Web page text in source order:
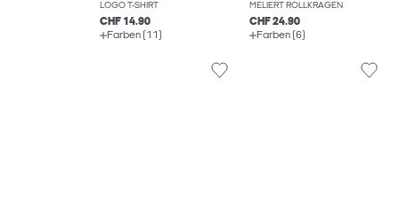
LOGO T-SHIRT
CHF 14.90
Farben (11)
MELIERT ROLLKRAGEN
CHF 24.90
Farben (6)